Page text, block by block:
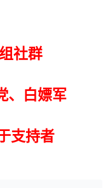
社群
、白嫖军
支持者